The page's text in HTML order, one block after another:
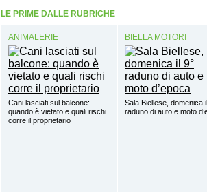
LE PRIME DALLE RUBRICHE
ANIMALERIE
Cani lasciati sul balcone:
quando è vietato e quali rischi
corre il proprietario
BIELLA MOTORI
Sala Biellese, domenica
raduno di auto e moto